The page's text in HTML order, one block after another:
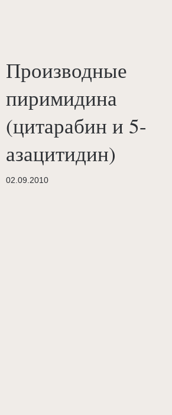
Производные
пиримидина
(цитарабин и 5-
азацитидин)
02.09.2010